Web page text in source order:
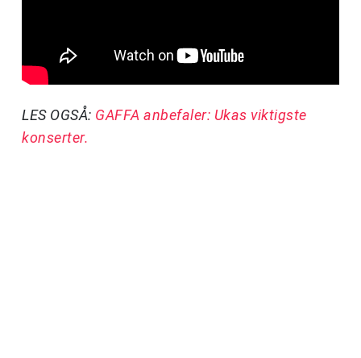
LES OGSÅ: GAFFA anbefaler: Ukas viktigste
konserter.